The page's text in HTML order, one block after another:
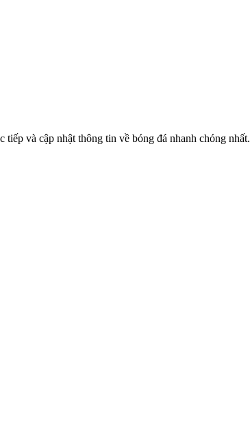
và cập nhật thông tin về bóng đá nhanh chóng nhất.